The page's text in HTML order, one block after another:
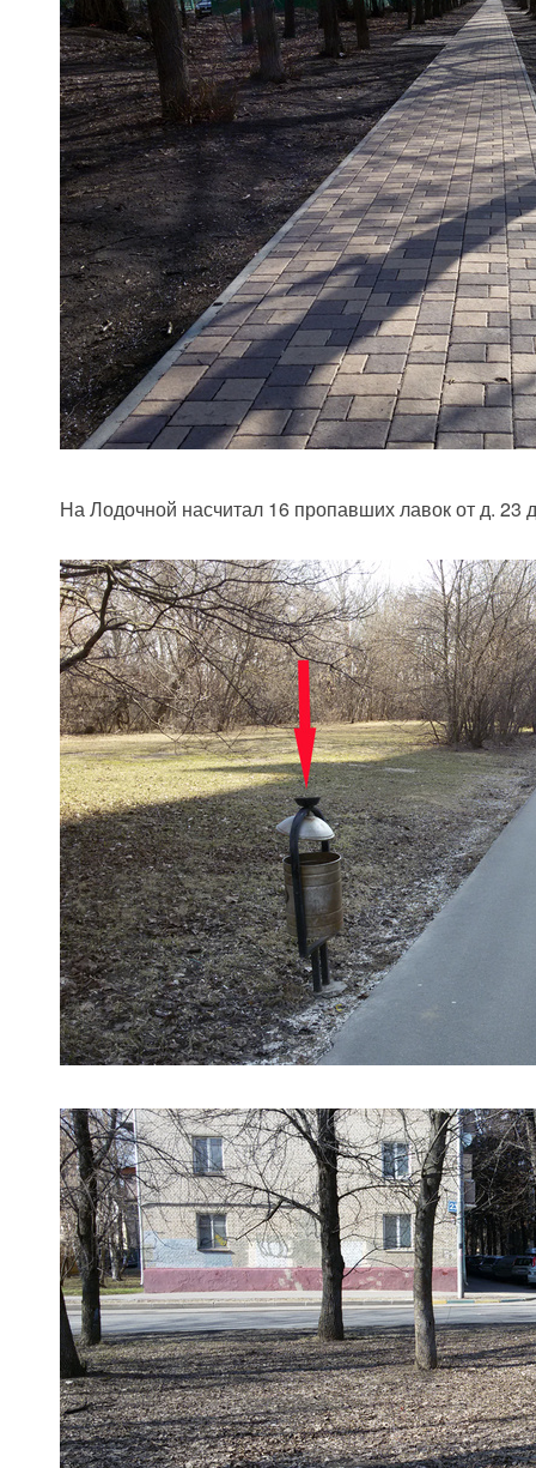
На Лодочной насчитал 16 пропавших лавок от д. 23